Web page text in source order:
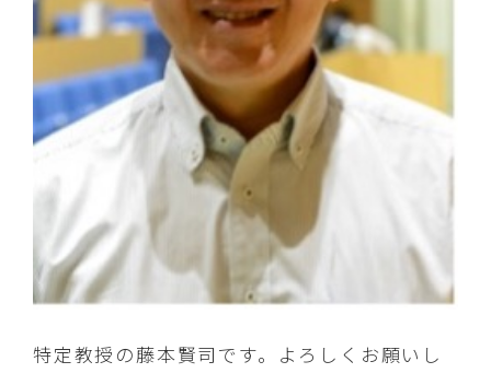
特定教授の藤本賢司です。よろしくお願いし